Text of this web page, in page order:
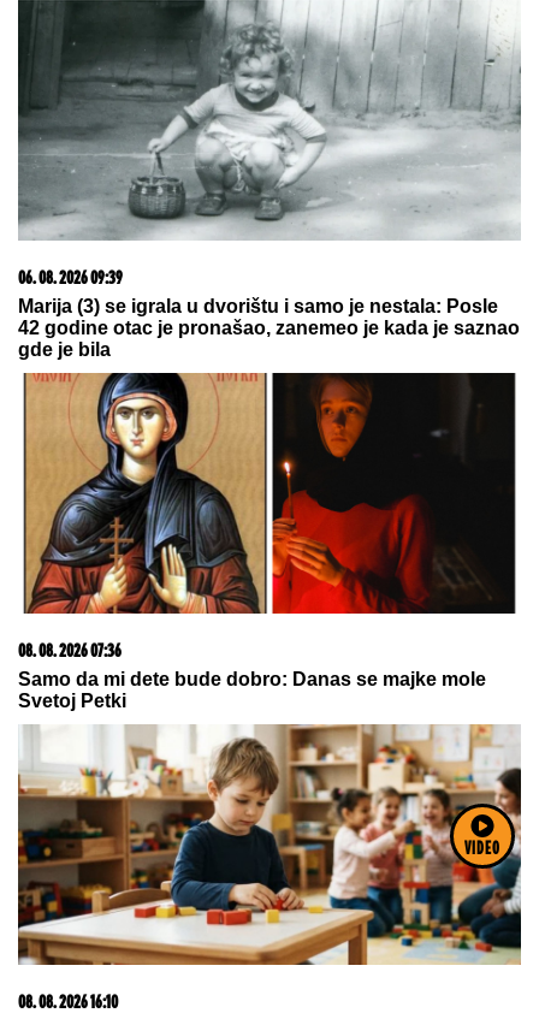
VIDEO
06. 08. 2026 09:39
Marija (3) se igrala u dvorištu i samo je nestala: Posle
42 godine otac je pronašao, zanemeo je kada je saznao
gde je bila
08. 08. 2026 07:36
Samo da mi dete bude dobro: Danas se majke mole
Svetoj Petki
08. 08. 2026 16:10